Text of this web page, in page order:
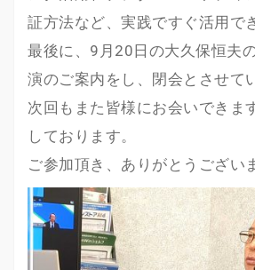
証方法など、実践ですぐ活用で
最後に、9月20日の大久保恒夫
演のご案内をし、閉会とさせて
次回もまた皆様にお会いできま
しております。
ご参加頂き、ありがとうござい